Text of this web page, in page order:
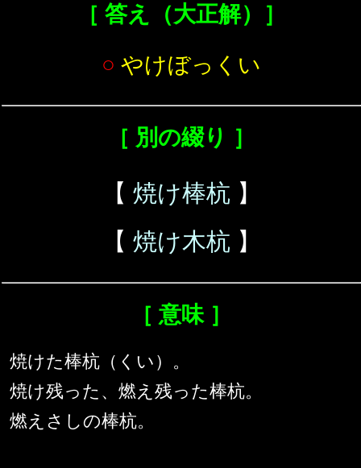
［ 答え（大正解）］
○ やけぼっくい
［ 別の綴り ］
【 焼け棒杭 】
【 焼け木杭 】
［ 意味 ］
焼けた棒杭（くい）。
焼け残った、燃え残った棒杭。
燃えさしの棒杭。